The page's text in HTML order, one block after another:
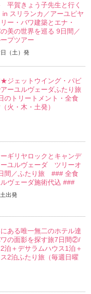
平賀きょう子先生と行く
in スリランカ／アーユピヤ
ー・バワ建築とエナ・
美の世界を巡る 9日間／
プツアー
（土）発
ジェットウイング・パビ
ーユルヴェーダふたり旅
のトリートメント・全食
火・木・土発）
ギリヤロックとキャンデ
ーユルヴェーダ ツリーオ
間／ふたり旅 ### 全食
ヴェーダ施術代込 ###
出発
ある唯一無二のホテル達
の面影を探す旅7日間②/
泊＋デサラムハウス1泊＋
2泊ふたり旅（毎週日曜